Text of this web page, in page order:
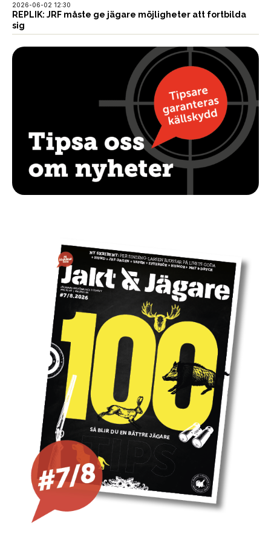
2026-06-02 12:30
REPLIK: JRF måste ge jägare möjligheter att fortbilda
sig